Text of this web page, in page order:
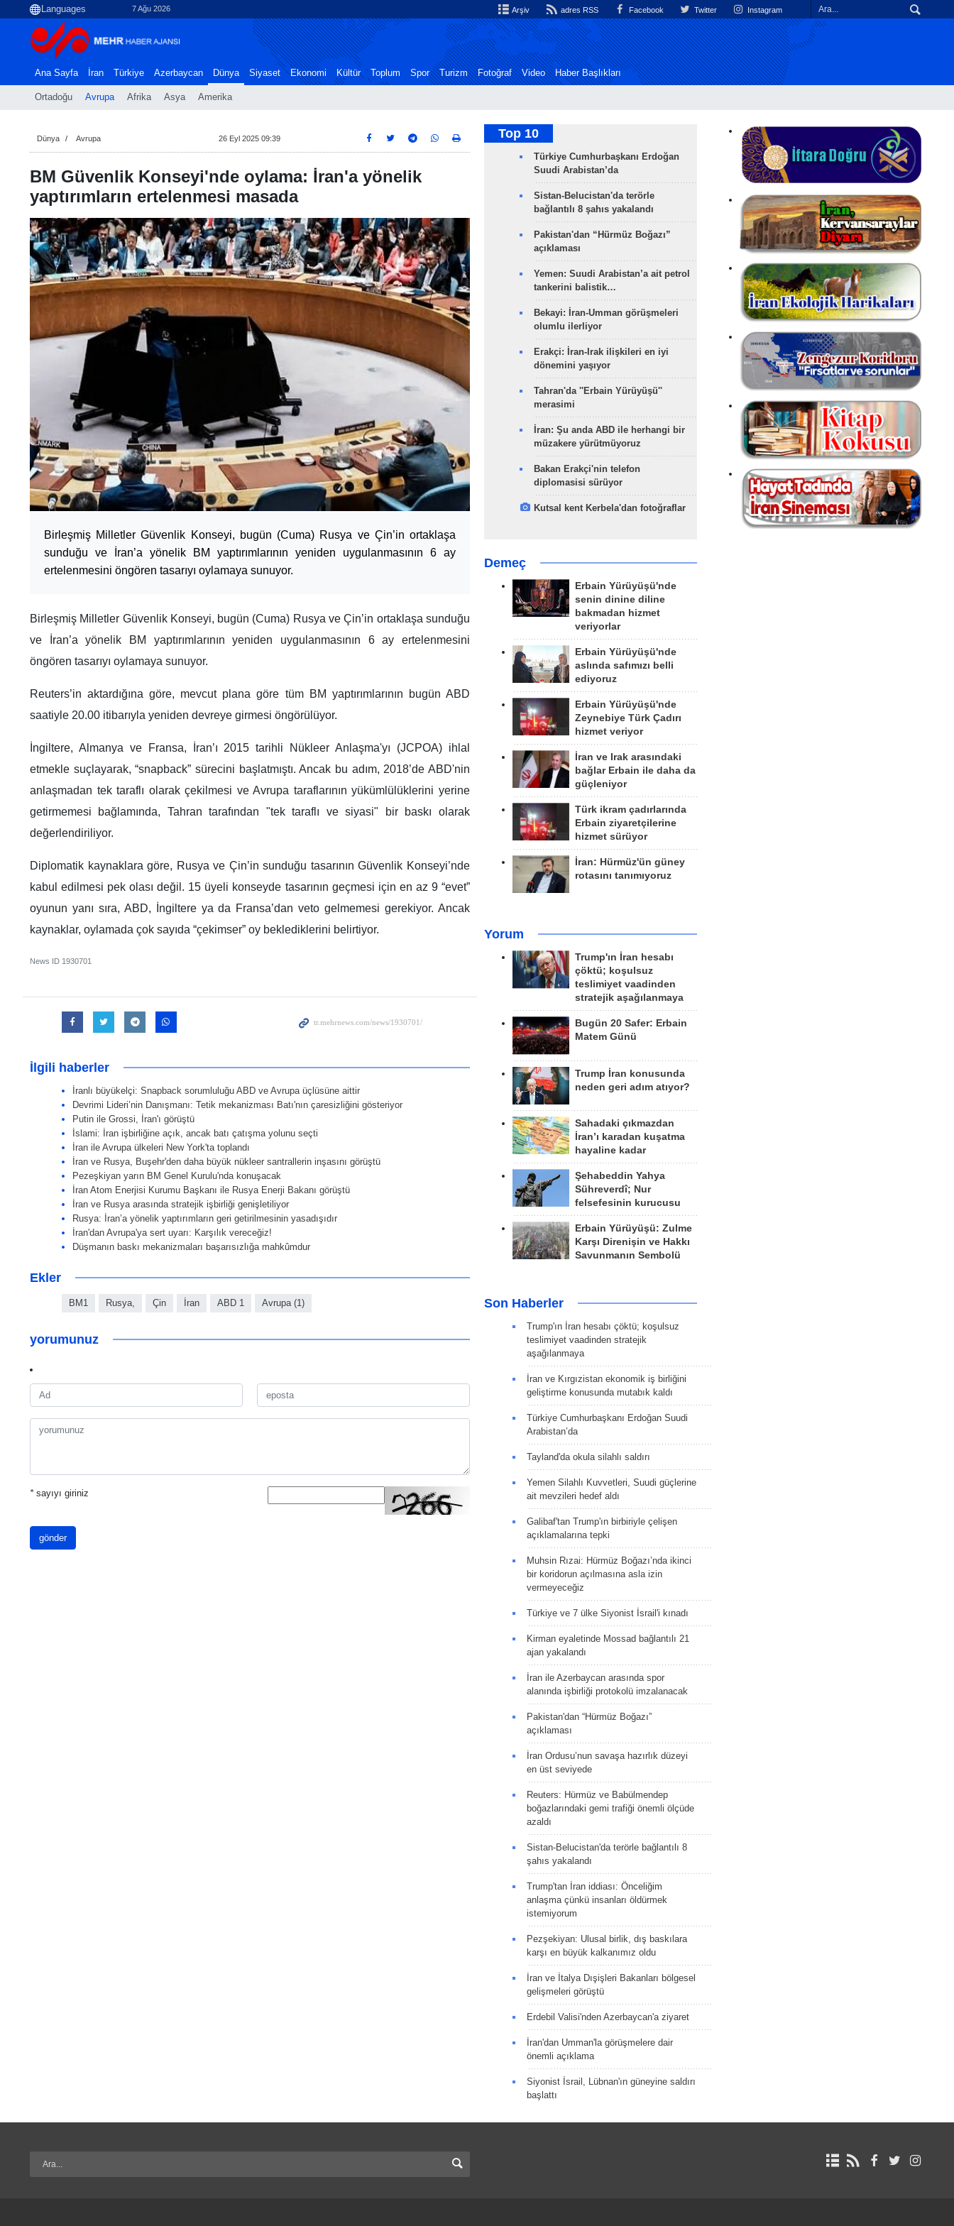
7 Ağu 2026 Arşiv adres RSS Facebook Twitter Instagram
Ana Sayfa İran Türkiye Azerbaycan Dünya
Ortadoğu Avrupa Afrika Asya Amerika
Siyaset Ekonomi Kültür Toplum Spor Turizm Fotoğraf Video Haber Başlıkları
Dünya Avrupa 26 Eyl 2025 09:39
BM Güvenlik Konseyi'nde oylama: İran'a yönelik
yaptırımların ertelenmesi masada
Birleşmiş Milletler Güvenlik Konseyi, bugün (Cuma) Rusya ve Çin’in ortaklaşa
sunduğu ve İran’a yönelik BM yaptırımlarının yeniden uygulanmasının 6 ay
ertelenmesini öngören tasarıyı oylamaya sunuyor.
Birleşmiş Milletler Güvenlik Konseyi, bugün (Cuma) Rusya ve Çin’in ortaklaşa sunduğu
ve İran’a yönelik BM yaptırımlarının yeniden uygulanmasının 6 ay ertelenmesini
öngören tasarıyı oylamaya sunuyor.
Reuters’in aktardığına göre, mevcut plana göre tüm BM yaptırımlarının bugün ABD
saatiyle 20.00 itibarıyla yeniden devreye girmesi öngörülüyor.
İngiltere, Almanya ve Fransa, İran’ı 2015 tarihli Nükleer Anlaşma'yı (JCPOA) ihlal
etmekle suçlayarak, “snapback” sürecini başlatmıştı. Ancak bu adım, 2018’de ABD'nin
anlaşmadan tek taraflı olarak çekilmesi ve Avrupa taraflarının yükümlülüklerini yerine
getirmemesi bağlamında, Tahran tarafından "tek taraflı ve siyasi" bir baskı olarak
değerlendiriliyor.
Diplomatik kaynaklara göre, Rusya ve Çin’in sunduğu tasarının Güvenlik Konseyi’nde
kabul edilmesi pek olası değil. 15 üyeli konseyde tasarının geçmesi için en az 9 “evet”
oyunun yanı sıra, ABD, İngiltere ya da Fransa’dan veto gelmemesi gerekiyor. Ancak
kaynaklar, oylamada çok sayıda “çekimser” oy beklediklerini belirtiyor.
News ID 1930701
İlgili haberler
İranlı büyükelçi: Snapback sorumluluğu ABD ve Avrupa üçlüsüne aittir
Devrimi Lideri’nin Danışmanı: Tetik mekanizması Batı'nın çaresizliğini gösteriyor
Putin ile Grossi, İran'ı görüştü
İslami: İran işbirliğine açık, ancak batı çatışma yolunu seçti
İran ile Avrupa ülkeleri New York'ta toplandı
İran ve Rusya, Buşehr'den daha büyük nükleer santrallerin inşasını görüştü
Pezeşkiyan yarın BM Genel Kurulu'nda konuşacak
İran Atom Enerjisi Kurumu Başkanı ile Rusya Enerji Bakanı görüştü
İran ve Rusya arasında stratejik işbirliği genişletiliyor
Rusya: İran’a yönelik yaptırımların geri getirilmesinin yasadışıdır
İran'dan Avrupa'ya sert uyarı: Karşılık vereceğiz!
Düşmanın baskı mekanizmaları başarısızlığa mahkûmdur
Ekler
BM1 Rusya, Çin İran ABD 1 Avrupa (1)
yorumunuz
*sayıyı giriniz
gönder
Top 10
Türkiye Cumhurbaşkanı Erdoğan
Suudi Arabistan’da
Sistan-Belucistan'da terörle
bağlantılı 8 şahıs yakalandı
Pakistan'dan “Hürmüz Boğazı”
açıklaması
Yemen: Suudi Arabistan’a ait petrol
tankerini balistik…
Bekayi: İran-Umman görüşmeleri
olumlu ilerliyor
Erakçi: İran-Irak ilişkileri en iyi
dönemini yaşıyor
Tahran'da ''Erbain Yürüyüşü''
merasimi
İran: Şu anda ABD ile herhangi bir
müzakere yürütmüyoruz
Bakan Erakçi'nin telefon
diplomasisi sürüyor
Kutsal kent Kerbela'dan fotoğraflar
Demeç
Erbain Yürüyüşü'nde
senin dinine diline
bakmadan hizmet
veriyorlar
Erbain Yürüyüşü'nde
aslında safımızı belli
ediyoruz
Erbain Yürüyüşü'nde
Zeynebiye Türk Çadırı
hizmet veriyor
İran ve Irak arasındaki
bağlar Erbain ile daha da
güçleniyor
Türk ikram çadırlarında
Erbain ziyaretçilerine
hizmet sürüyor
İran: Hürmüz'ün güney
rotasını tanımıyoruz
Yorum
Trump'ın İran hesabı
çöktü; koşulsuz
teslimiyet vaadinden
stratejik aşağılanmaya
Bugün 20 Safer: Erbain
Matem Günü
Trump İran konusunda
neden geri adım atıyor?
Sahadaki çıkmazdan
İran’ı karadan kuşatma
hayaline kadar
Şehabeddin Yahya
Sühreverdî; Nur
felsefesinin kurucusu
Erbain Yürüyüşü: Zulme
Karşı Direnişin ve Hakkı
Savunmanın Sembolü
Son Haberler
Trump'ın İran hesabı çöktü; koşulsuz
teslimiyet vaadinden stratejik
aşağılanmaya
İran ve Kırgızistan ekonomik iş birliğini
geliştirme konusunda mutabık kaldı
Türkiye Cumhurbaşkanı Erdoğan Suudi
Arabistan’da
Tayland'da okula silahlı saldırı
Yemen Silahlı Kuvvetleri, Suudi güçlerine
ait mevzileri hedef aldı
Galibaf'tan Trump'ın birbiriyle çelişen
açıklamalarına tepki
Muhsin Rızai: Hürmüz Boğazı’nda ikinci
bir koridorun açılmasına asla izin
vermeyeceğiz
Türkiye ve 7 ülke Siyonist İsrail'i kınadı
Kirman eyaletinde Mossad bağlantılı 21
ajan yakalandı
İran ile Azerbaycan arasında spor
alanında işbirliği protokolü imzalanacak
Pakistan'dan “Hürmüz Boğazı”
açıklaması
İran Ordusu’nun savaşa hazırlık düzeyi
en üst seviyede
Reuters: Hürmüz ve Babülmendep
boğazlarındaki gemi trafiği önemli ölçüde
azaldı
Sistan-Belucistan'da terörle bağlantılı 8
şahıs yakalandı
Trump'tan İran iddiası: Önceliğim
anlaşma çünkü insanları öldürmek
istemiyorum
Pezşekiyan: Ulusal birlik, dış baskılara
karşı en büyük kalkanımız oldu
İran ve İtalya Dışişleri Bakanları bölgesel
gelişmeleri görüştü
Erdebil Valisi'nden Azerbaycan'a ziyaret
İran'dan Umman'la görüşmelere dair
önemli açıklama
Siyonist İsrail, Lübnan'ın güneyine saldırı
başlattı